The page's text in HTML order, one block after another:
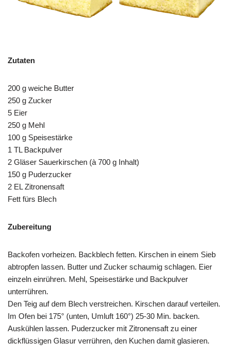
Zutaten
200 g weiche Butter
250 g Zucker
5 Eier
250 g Mehl
100 g Speisestärke
1 TL Backpulver
2 Gläser Sauerkirschen (à 700 g Inhalt)
150 g Puderzucker
2 EL Zitronensaft
Fett fürs Blech
Zubereitung
Backofen vorheizen. Backblech fetten. Kirschen in einem Sieb
abtropfen lassen. Butter und Zucker schaumig schlagen. Eier
einzeln einrühren. Mehl, Speisestärke und Backpulver
unterrühren.
Den Teig auf dem Blech verstreichen. Kirschen darauf verteilen.
Im Ofen bei 175° (unten, Umluft 160°) 25-30 Min. backen.
Auskühlen lassen. Puderzucker mit Zitronensaft zu einer
dickflüssigen Glasur verrühren, den Kuchen damit glasieren.